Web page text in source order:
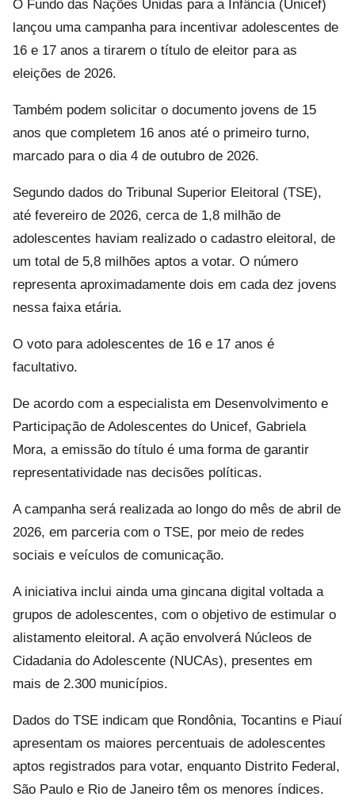
O Fundo das Nações Unidas para a Infância (Unicef)
lançou uma campanha para incentivar adolescentes de
16 e 17 anos a tirarem o título de eleitor para as
eleições de 2026.
Também podem solicitar o documento jovens de 15
anos que completem 16 anos até o primeiro turno,
marcado para o dia 4 de outubro de 2026.
Segundo dados do Tribunal Superior Eleitoral (TSE),
até fevereiro de 2026, cerca de 1,8 milhão de
adolescentes haviam realizado o cadastro eleitoral, de
um total de 5,8 milhões aptos a votar. O número
representa aproximadamente dois em cada dez jovens
nessa faixa etária.
O voto para adolescentes de 16 e 17 anos é
facultativo.
De acordo com a especialista em Desenvolvimento e
Participação de Adolescentes do Unicef, Gabriela
Mora, a emissão do título é uma forma de garantir
representatividade nas decisões políticas.
A campanha será realizada ao longo do mês de abril de
2026, em parceria com o TSE, por meio de redes
sociais e veículos de comunicação.
A iniciativa inclui ainda uma gincana digital voltada a
grupos de adolescentes, com o objetivo de estimular o
alistamento eleitoral. A ação envolverá Núcleos de
Cidadania do Adolescente (NUCAs), presentes em
mais de 2.300 municípios.
Dados do TSE indicam que Rondônia, Tocantins e Piauí
apresentam os maiores percentuais de adolescentes
aptos registrados para votar, enquanto Distrito Federal,
São Paulo e Rio de Janeiro têm os menores índices.